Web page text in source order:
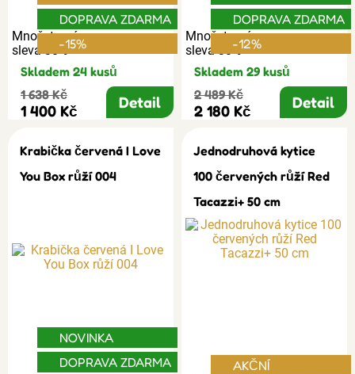
Množstevní
sleva 30%
DOPRAVA ZDARMA
-15%
Skladem 24 kusů
1 638 Kč
1 400 Kč Detail
Množstevní
sleva 30%
DOPRAVA ZDARMA
-12%
Skladem 29 kusů
2 489 Kč
2 180 Kč Detail
Krabička červená I Love
You Box růží 004
NOVINKA
DOPRAVA ZDARMA
Jednodruhová kytice
100 červených růží Red
Tacazzi+ 50 cm
AKČNÍ